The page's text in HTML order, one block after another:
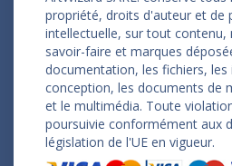
propriété, droits d'auteur et de
intellectuelle, sur tout contenu,
savoir-faire et marques
documentation, les fichiers, les
conception, les documents de
et le multimédia. Toute
poursuivie conformément aux
législation de l'UE en vigueur.